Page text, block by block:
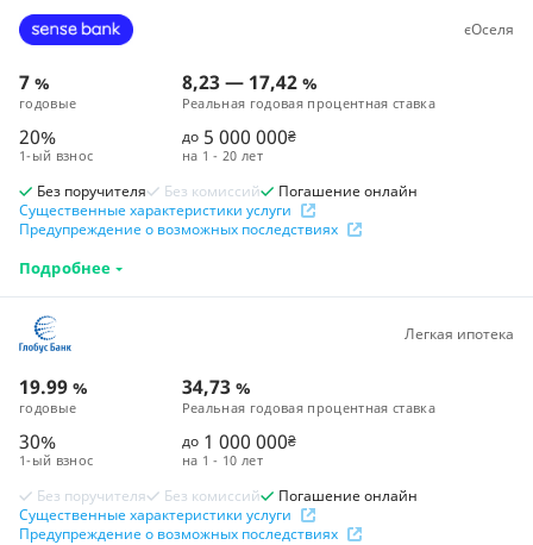
єОселя
7 %
годовые
8,23— 17,42%
Реальная годовая процентная ставка
20%
1-ый взнос
до 5 000 000₴
на 1 - 20 лет
Без поручителя Без комиссий
Погашение онлайн
Существенные характеристики услуги
Предупреждение о возможных последствиях
Подробнее
Легкая ипотека
19.99 %
годовые
34,73%
Реальная годовая процентная ставка
30%
1-ый взнос
до 1 000 000₴
на 1 - 10 лет
Без поручителя Без комиссий
Погашение онлайн
Существенные характеристики услуги
Предупреждение о возможных последствиях